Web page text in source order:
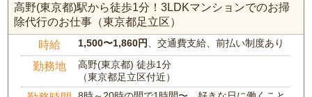
高野(東京都)駅から徒歩1分！3LDKマンションでのお掃
除代行のお仕事（東京都足立区）
時給 1,500〜1,860円 、交通費支給、前払い制度あり
勤務地
高野(東京都) 徒歩1分
（東京都足立区付近）